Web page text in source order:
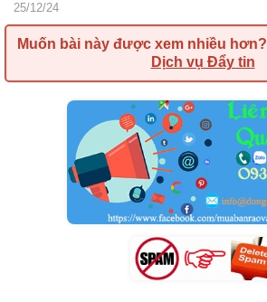
25/12/24
Muốn bài này được xem nhiều hơn?
Dịch vụ Đẩy tin